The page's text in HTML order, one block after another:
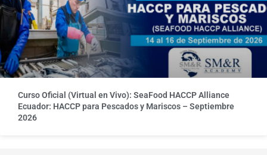
Curso Oficial (Virtual en Vivo): SeaFood HACCP Alliance
Ecuador: HACCP para Pescados y Mariscos – Septiembre
2026